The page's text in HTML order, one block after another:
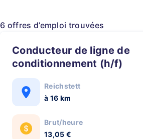
6 offres d’emploi trouvées
Conducteur de ligne de
conditionnement (h/f)
Reichstett
à 16 km
Brut/heure
13,05 €